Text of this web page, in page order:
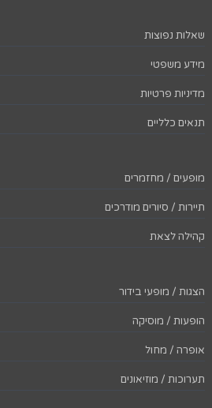
שאלות נפוצות
מידע משפטי
מדיניות פרטיות
תנאים כלליים
מופעים / מחזמרים
תיירות / סיורים מודרכים
קהילה לצאת
הצגות / מופעי בידור
הופעות / מוסיקה
אופרה / מחול
תערוכות / מוזיאונים